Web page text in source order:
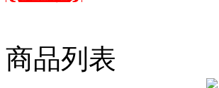
商品列表